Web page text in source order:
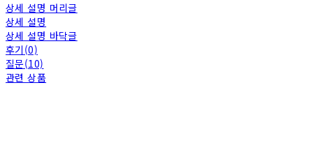
상세 설명 머리글
상세 설명
상세 설명 바닥글
후기(0)
질문(10)
관련 상품